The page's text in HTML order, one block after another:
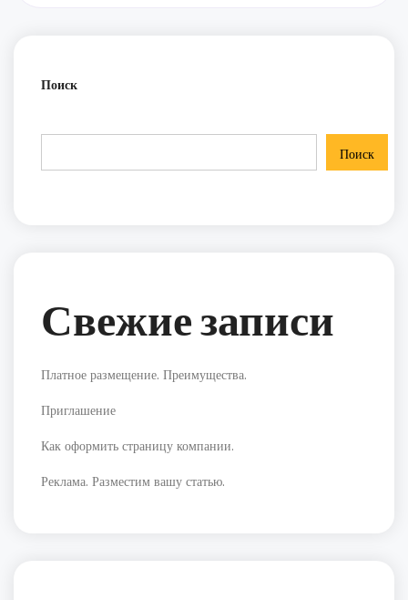
Поиск
Поиск
Свежие записи
Платное размещение. Преимущества.
Приглашение
Как оформить страницу компании.
Реклама. Разместим вашу статью.